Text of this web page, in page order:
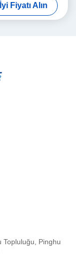
Fiyatı Alın
Topluluğu, Pinghu